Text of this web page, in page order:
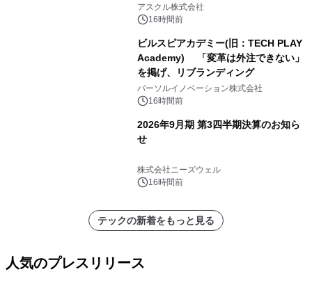
アスクル株式会社
16時間前
ビルスピアカデミー(旧：TECH PLAY
Academy) 「変革は外注できない」
を掲げ、リブランディング
パーソルイノベーション株式会社
16時間前
2026年9月期 第3四半期決算のお知ら
せ
株式会社ニーズウェル
16時間前
テックの新着をもっと見る
人気のプレスリリース